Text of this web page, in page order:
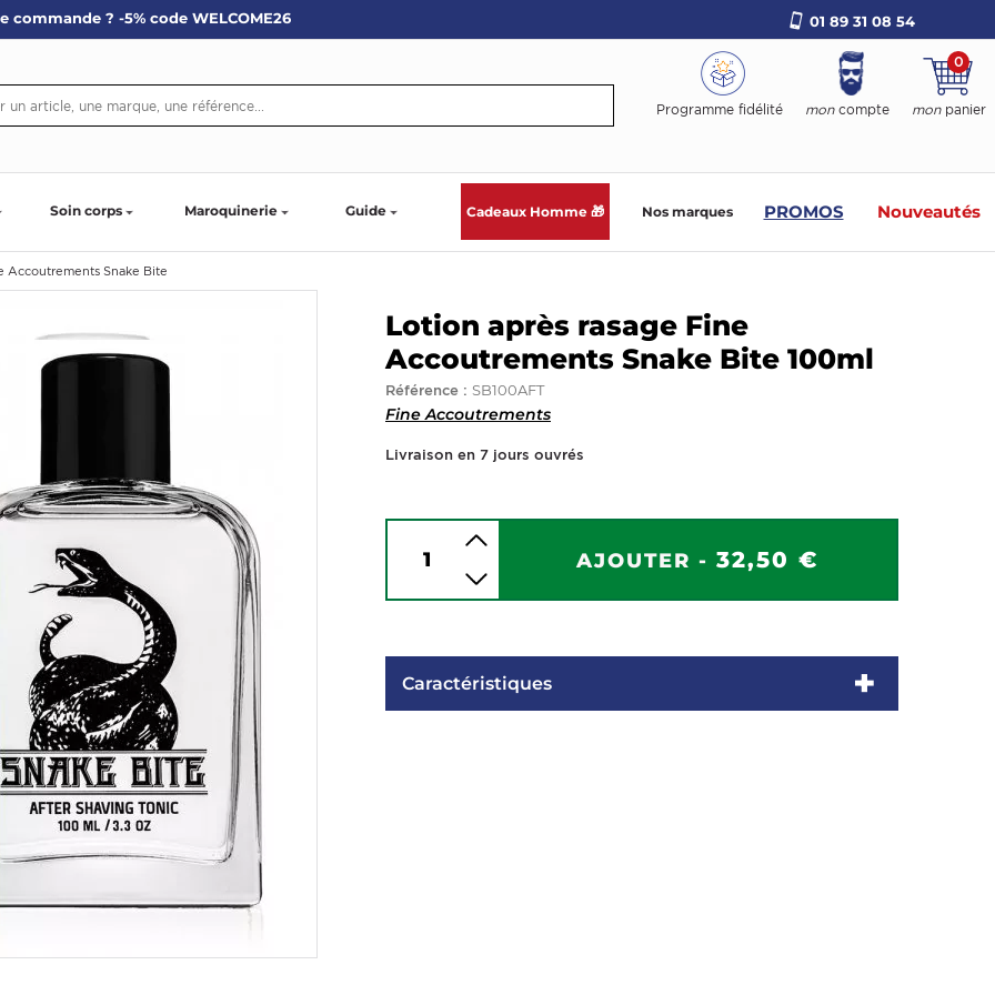
commande ? -5% code WELCOME26 01 89 31 08 54
Programme fidélité mon compte mon panier
0
Soin corps Maroquinerie Guide Cadeaux Homme 🎁 Nos marques PROMOS Nouveautés
Accoutrements Snake Bite
Lotion après rasage Fine
Accoutrements Snake Bite 100ml
Référence : SB100AFT
Fine Accoutrements
Livraison en 7 jours ouvrés
AJOUTER - 32,50 €
Caractéristiques